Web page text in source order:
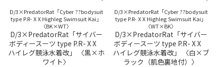
D/3×PredatorRat「Cyber ??bodysuit
type P.R- X X Highleg Swimsuit Kai」
〈BK×WT〉
D/3×PredatorRat「サイバー
ボディースーツ type P.R- X X
ハイレグ競泳水着改」 〈黒×ホ
ワイト〉
D/3×PredatorRat「Cyber ??bodysuit
type P.R- X X Highleg Swimsuit Kai」
〈WT×BK〉
D/3×PredatorRat「サイバー
ボディースーツ type P.R- X X
ハイレグ競泳水着改」 〈白×ブ
ラック（肌色裏地付）〉